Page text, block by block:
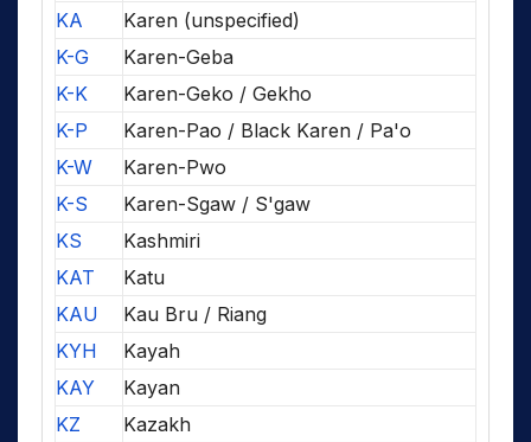
KA
Karen (unspecified)
K-G
Karen-Geba
K-K
Karen-Geko / Gekho
K-P
Karen-Pao / Black Karen / Pa'o
K-W
Karen-Pwo
K-S
Karen-Sgaw / S'gaw
KS
Kashmiri
KAT
Katu
KAU
Kau Bru / Riang
KYH
Kayah
KAY
Kayan
KZ
Kazakh